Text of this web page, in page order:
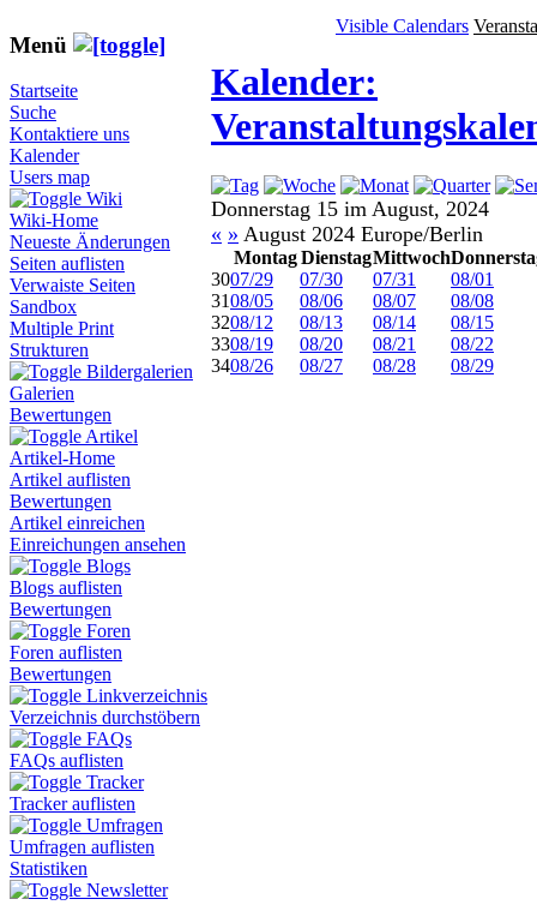
Menü
Startseite
Suche
Kontaktiere uns
Kalender
Users map
Wiki
Wiki-Home
Neueste Änderungen
Seiten auflisten
Verwaiste Seiten
Sandbox
Multiple Print
Strukturen
Bildergalerien
Galerien
Bewertungen
Artikel
Artikel-Home
Artikel auflisten
Bewertungen
Artikel einreichen
Einreichungen ansehen
Blogs
Blogs auflisten
Bewertungen
Foren
Foren auflisten
Bewertungen
Linkverzeichnis
Verzeichnis durchstöbern
FAQs
FAQs auflisten
Tracker
Tracker auflisten
Umfragen
Umfragen auflisten
Statistiken
Newsletter
Visible Calendars
Kalender:
Donnerstag 15 im August, 2024
« » August 2024 Europe/Berlin
Montag DienstagMittwoch
3007/29 07/30 07/31
08/01
3108/05 08/06 08/07
08/08
3208/12 08/13 08/14
08/15
3308/19 08/20 08/21
08/22
3408/26 08/27 08/28 08/29